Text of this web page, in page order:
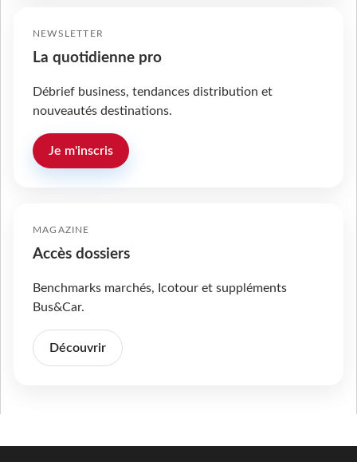
NEWSLETTER
La quotidienne pro
Débrief business, tendances distribution et
nouveautés destinations.
Je m'inscris
MAGAZINE
Accès dossiers
Benchmarks marchés, Icotour et suppléments
Bus&Car.
Découvrir